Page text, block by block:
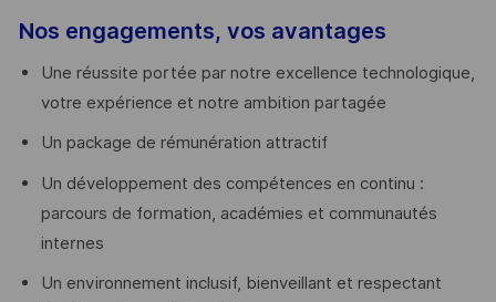
Nos engagements, vos avantages
Une réussite portée par notre excellence technologique,
votre expérience et notre ambition partagée
Un package de rémunération attractif
Un développement des compétences en continu :
parcours de formation, académies et communautés
internes
Un environnement inclusif, bienveillant et respectant